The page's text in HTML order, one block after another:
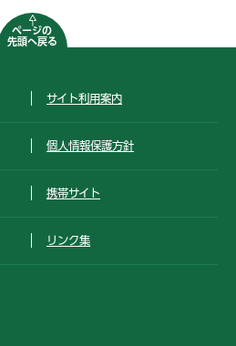
ページの
先頭へ戻る
サイト利用案内
個人情報保護方針
携帯サイト
リンク集